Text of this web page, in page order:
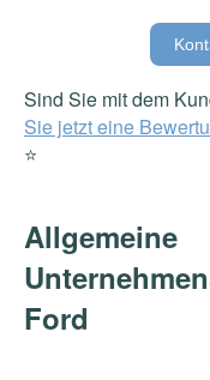
Sind Sie mit dem
Sie jetzt eine
⭐️
Allgemeine
Ford